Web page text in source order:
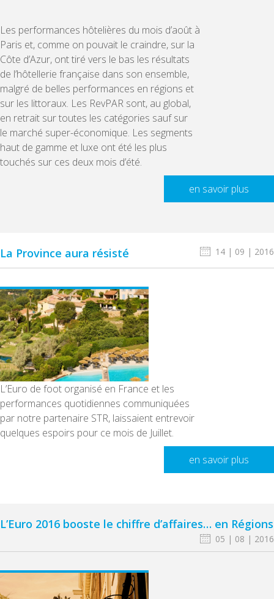
Les performances hôtelières du mois d’août à
Paris et, comme on pouvait le craindre, sur la
Côte d’Azur, ont tiré vers le bas les résultats
de l’hôtellerie française dans son ensemble,
malgré de belles performances en régions et
sur les littoraux. Les RevPAR sont, au global,
en retrait sur toutes les catégories sauf sur
le marché super-économique. Les segments
haut de gamme et luxe ont été les plus
touchés sur ces deux mois d’été.
en savoir plus
La Province aura résisté 14 | 09 | 2016
L’Euro de foot organisé en France et les
performances quotidiennes communiquées
par notre partenaire STR, laissaient entrevoir
quelques espoirs pour ce mois de Juillet.
en savoir plus
L’Euro 2016 booste le chiffre d’affaires… en Régions
05 | 08 | 2016